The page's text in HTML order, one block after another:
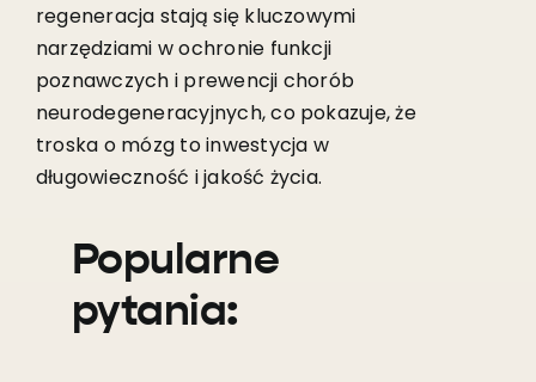
regeneracja stają się kluczowymi
narzędziami w ochronie funkcji
poznawczych i prewencji chorób
neurodegeneracyjnych, co pokazuje, że
troska o mózg to inwestycja w
długowieczność i jakość życia.
Popularne
pytania: